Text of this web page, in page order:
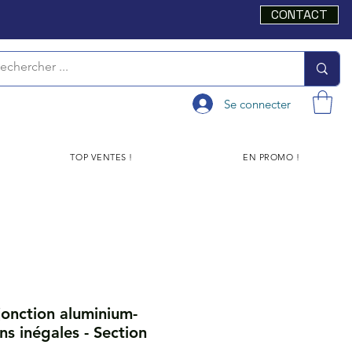
CONTACT
Se connecter
TOP VENTES ! EN PROMO !
aluminium-
inégales - Section